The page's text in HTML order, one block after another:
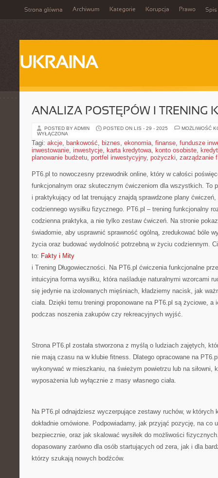
Strona główna Archiwum Kategorie Korupcja Prawo Spis
UKRAINA
ANALIZA POSTĘPÓW I TRENING
POSTED BY ADMIN POSTED ON LIS - 29 - 2025
MOŻLIWOŚĆ
WYŁĄCZONA
Tagi: akcje, bankowość, biznes, ekonomia, finanse, fundusze
inwestowanie, inwestycje, karta kredytowa, konto osobiste,
planowanie budżetu, portfel inwestycyjny, pożyczki, zarządzanie
PT6.pl to nowoczesny przewodnik online, który w całości
funkcjonalnym oraz skutecznym ćwiczeniom dla wszystkich. To
i praktykujący od lat trenujący znajdą sprawdzone plany
codziennego wysiłku fizycznego. PT6.pl – trening funkcjonalny
codzienna praktyka, a nie tylko zestaw ćwiczeń. Na stronie
świadomie, aby usprawnić sprawność ogólną, zredukować bóle
życia oraz budować wydolność potrzebną w życiu codziennym.
to: Fakty i Mity
i Trening Długowieczności. Na PT6.pl ćwiczenia funkcjonalne
intuicyjna forma wysiłku, która naśladuje naturalnymi wzorcami
się jedynie na izolowanych mięśniach, kładziemy nacisk, jak
ciała. Dzięki temu treningi proponowane na PT6.pl są życiowe, a
podczas noszenia zakupów czy rekreacyjnych wyjść.
Strona PT6.pl została stworzona z myślą o ludziach zajętych,
nie mają czasu na w klubie fitness. Dlatego opracowane na
wykonywać w mieszkaniu, na świeżym powietrzu lub na siłowni,
wyposażenia lub wyłącznie z masy własnego ciała.
Na PT6.pl odnajdziesz wyczerpujące zestawy ruchów, w których
dokładnie omówione. Podpowiadamy, jak przyjąć pozycję, na co
bezpiecznie, oraz jak skalować wysiłek do możliwości
dopasowany zarówno dla osób startujących od zera, jak i dla
którzy szukają nowych bodźców.